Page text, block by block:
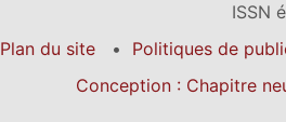
ISSN
Plan du site
Politiques de
Conception : Chapitre